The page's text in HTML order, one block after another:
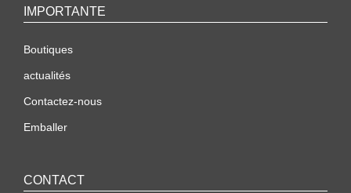
IMPORTANTE
Boutiques
actualités
Contactez-nous
Emballer
CONTACT